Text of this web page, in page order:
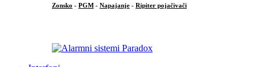
Zonsko - PGM - Napajanje - Ripiter pojačivači